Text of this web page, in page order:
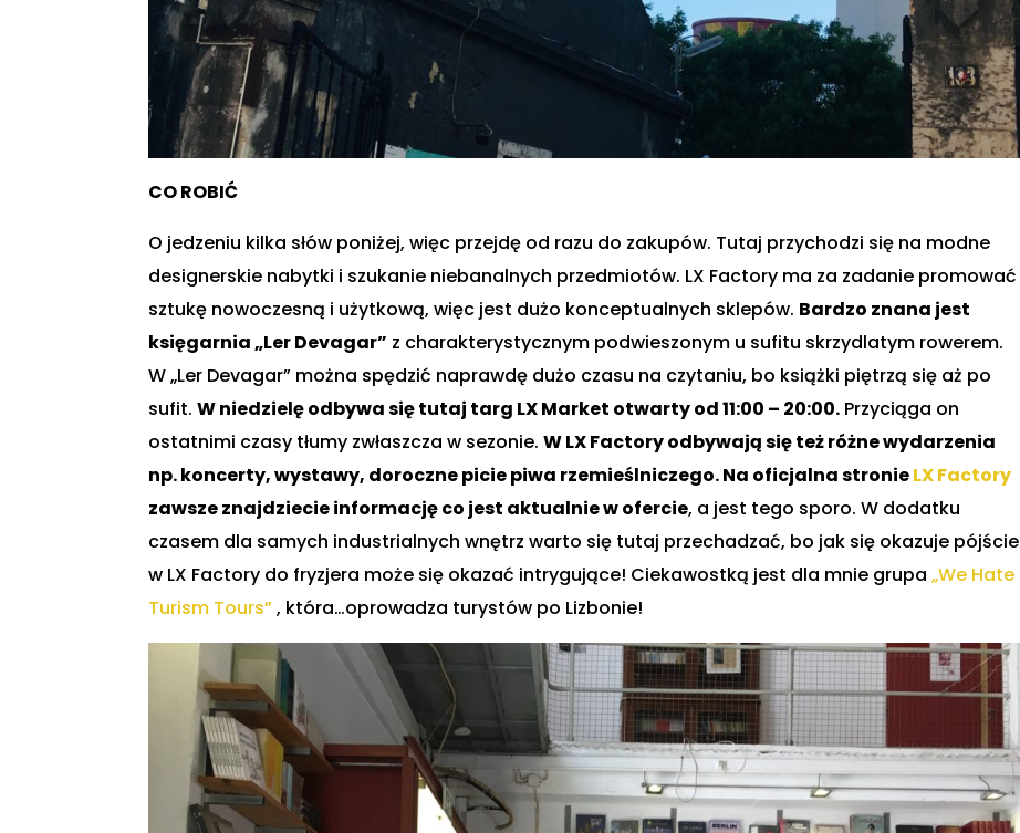
CO ROBIĆ
O jedzeniu kilka słów poniżej, więc przejdę od razu do zakupów. Tutaj przychodzi się na modne
designerskie nabytki i szukanie niebanalnych przedmiotów. LX Factory ma za zadanie promować
sztukę nowoczesną i użytkową, więc jest dużo konceptualnych sklepów. Bardzo znana jest
księgarnia „Ler Devagar” z charakterystycznym podwieszonym u sufitu skrzydlatym rowerem.
W „Ler Devagar” można spędzić naprawdę dużo czasu na czytaniu, bo książki piętrzą się aż po
sufit.W niedzielę odbywa się tutaj targ LX Market otwarty od 11:00 – 20:00. Przyciąga on
ostatnimi czasy tłumy zwłaszcza w sezonie.W LX Factory odbywają się też różne wydarzenia
np. koncerty, wystawy, doroczne picie piwa rzemieślniczego. Na oficjalna stronieLX Factory
zawsze znajdziecie informację co jest aktualnie w ofercie, a jest tego sporo. W dodatku
czasem dla samych industrialnych wnętrz warto się tutaj przechadzać, bo jak się okazuje pójście
w LX Factory do fryzjera może się okazać intrygujące! Ciekawostką jest dla mnie grupa„We Hate
Turism Tours”, która…oprowadza turystów po Lizbonie!